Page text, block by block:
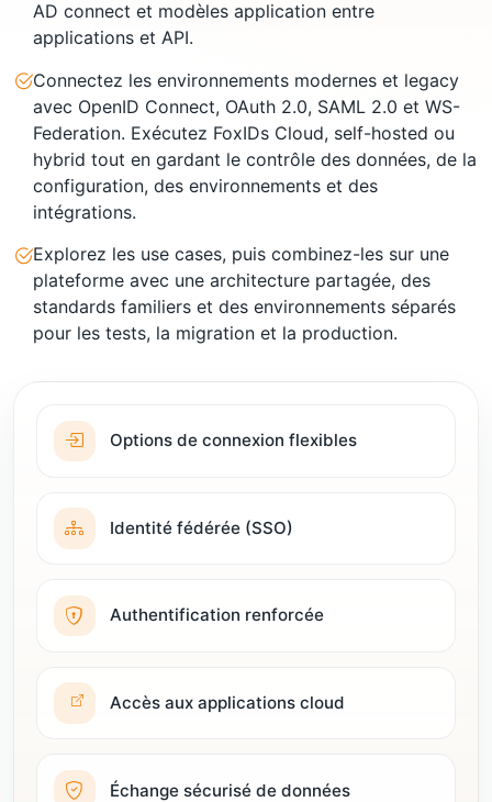
AD connect et modèles application entre
applications et API.
Connectez les environnements modernes et legacy
avec OpenID Connect, OAuth 2.0, SAML 2.0 et WS-
Federation. Exécutez FoxIDs Cloud, self-hosted ou
hybrid tout en gardant le contrôle des données, de la
configuration, des environnements et des
intégrations.
Explorez les use cases, puis combinez-les sur une
plateforme avec une architecture partagée, des
standards familiers et des environnements séparés
pour les tests, la migration et la production.
Options de connexion flexibles
Identité fédérée (SSO)
Authentification renforcée
Accès aux applications cloud
Échange sécurisé de données